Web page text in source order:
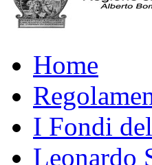
Home
I Fondi
Leonardo